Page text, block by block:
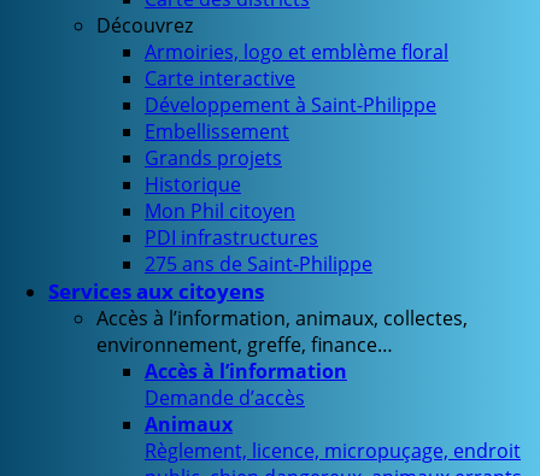
Découvrez
Armoiries, logo et emblème floral
Carte interactive
Développement à Saint-Philippe
Embellissement
Grands projets
Historique
Mon Phil citoyen
PDI infrastructures
275 ans de Saint-Philippe
Services aux citoyens
Accès à l’information, animaux, collectes,
environnement, greffe, finance…
Accès à l’information
Demande d’accès
Animaux
Règlement, licence, micropuçage, endroit